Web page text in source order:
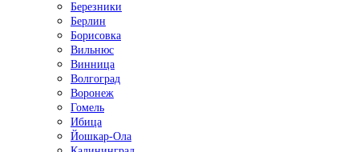
Березники
Берлин
Борисовка
Вильнюс
Винница
Волгоград
Воронеж
Гомель
Ибица
Йошкар-Ола